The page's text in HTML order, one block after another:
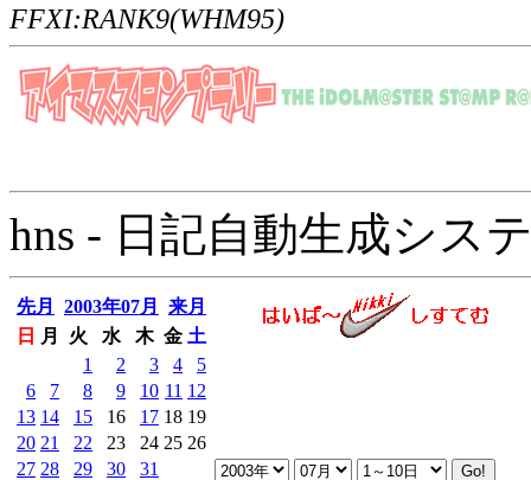
FFXI:RANK9(WHM95)
hns - 日記自動生成シス
先月 2003年07月
来月
日
月 火 水 木 金 土
1
2 3 4
5
6
7 8 9 10 11 12
13 14 15 16 17 18 19
20 21 22 23 24 25 26
27 28 29 30 31